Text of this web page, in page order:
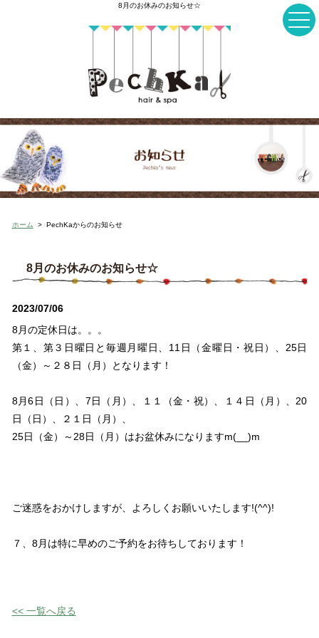
8月のお休みのお知らせ☆
ホーム > PechKaからのお知らせ
8月のお休みのお知らせ☆
2023/07/06
8月の定休日は。。。
第１、第３日曜日と毎週月曜日、11日（金曜日・祝日）、25日
（金）～２８日（月）となります！
8月6日（日）、7日（月）、１１（金・祝）、１４日（月）、20
日（日）、２１日（月）、
25日（金）～28日（月）はお盆休みになりますm(__)m
ご迷惑をおかけしますが、よろしくお願いいたします!(^^)!
７、8月は特に早めのご予約をお待ちしております！
<< 一覧へ戻る